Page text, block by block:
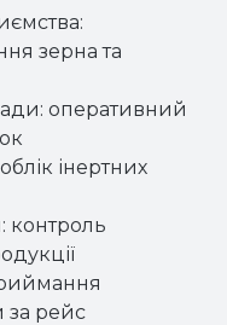
зерна та
оперативний
інертних
контроль
за рейс